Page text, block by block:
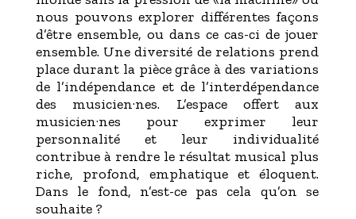
nous pouvons explorer différentes façons
d’être ensemble, ou dans ce cas-ci de jouer
ensemble. Une diversité de relations prend
place durant la pièce grâce à des variations
de l’indépendance et de l’interdépendance
des musicien·nes. L’espace offert aux
musicien·nes pour exprimer leur
personnalité et leur individualité
contribue à rendre le résultat musical plus
riche, profond, emphatique et éloquent.
Dans le fond, n’est-ce pas cela qu’on se
souhaite ?